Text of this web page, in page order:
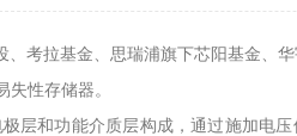
考拉基金、思瑞浦旗下芯阳基金、
性存储器。
层和功能介质层构成，通过施加电